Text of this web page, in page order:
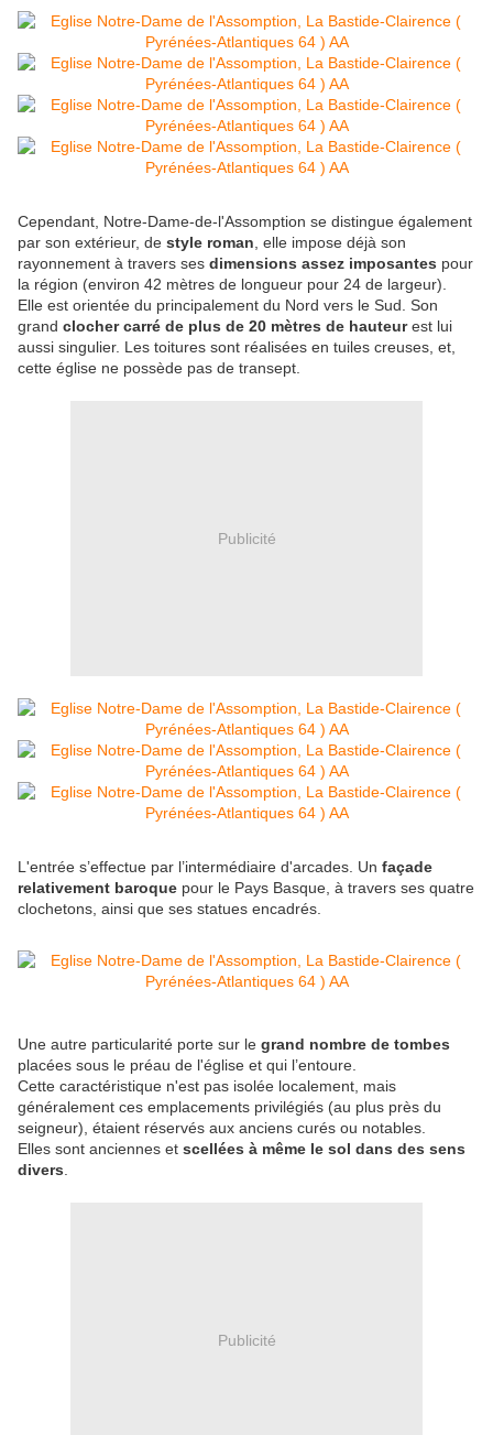
Cependant, Notre-Dame-de-l'Assomption se distingue également
par son extérieur, de style roman , elle impose déjà son
rayonnement à travers ses dimensions assez imposantes pour
la région (environ 42 mètres de longueur pour 24 de largeur).
Elle est orientée du principalement du Nord vers le Sud. Son
grand clocher carré de plus de 20 mètres de hauteurest lui
aussi singulier. Les toitures sont réalisées en tuiles creuses, et,
cette église ne possède pas de transept.
Publicité
L'entrée s’effectue par l’intermédiaire d'arcades. Un façade
relativement baroque pour le Pays Basque, à travers ses quatre
clochetons, ainsi que ses statues encadrés.
Une autre particularité porte sur le grand nombre de tombes
placées sous le préau de l'église et qui l’entoure.
Cette caractéristique n'est pas isolée localement, mais
généralement ces emplacements privilégiés (au plus près du
seigneur), étaient réservés aux anciens curés ou notables.
Elles sont anciennes et scellées à même le sol dans des sens
divers
Publicité